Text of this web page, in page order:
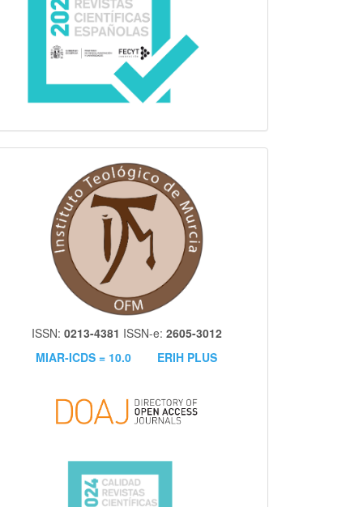
ISSN: 0213-4381 ISSN-e: 2605-3012
MIAR-ICDS = 10.0
ERIH PLUS